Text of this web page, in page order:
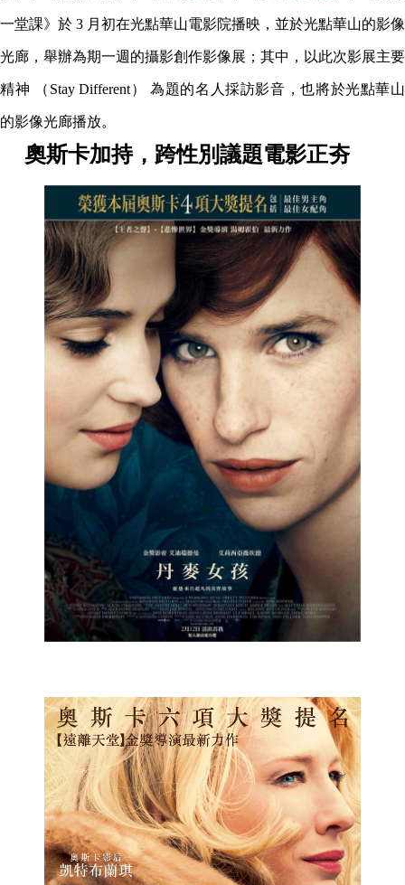
一堂課》於 3 月初在光點華山電影院播映，並於光點華山的影像
光廊，舉辦為期一週的攝影創作影像展；其中，以此次影展主要
精神 （Stay Different） 為題的名人採訪影音，也將於光點華山
的影像光廊播放。
奧斯卡加持，跨性別議題電影正夯